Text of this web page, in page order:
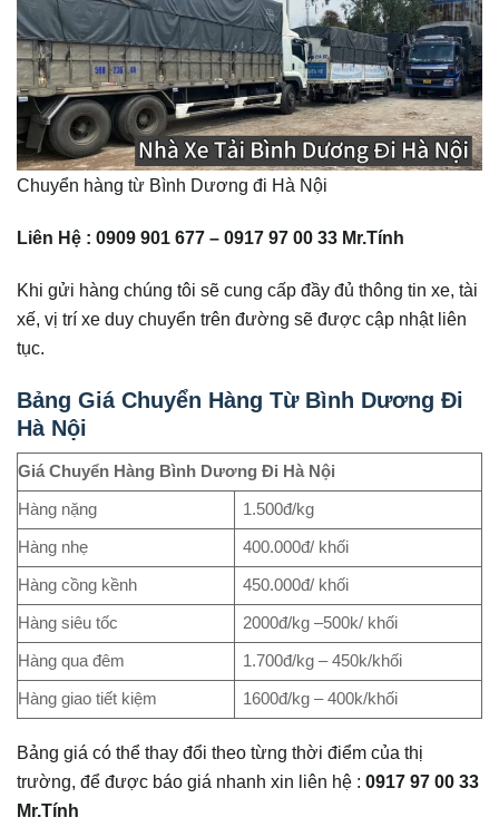
Chuyển hàng từ Bình Dương đi Hà Nội
Liên Hệ : 0909 901 677 – 0917 97 00 33 Mr.Tính
Khi gửi hàng chúng tôi sẽ cung cấp đầy đủ thông tin xe, tài
xế, vị trí xe duy chuyển trên đường sẽ được cập nhật liên
tục.
Bảng Giá Chuyển Hàng Từ Bình Dương Đi
Hà Nội
Giá Chuyển Hàng Bình Dương Đi Hà Nội
Hàng nặng 1.500đ/kg
Hàng nhẹ 400.000đ/ khối
Hàng cồng kềnh 450.000đ/ khối
Hàng siêu tốc 2000đ/kg –500k/ khối
Hàng qua đêm 1.700đ/kg – 450k/khối
Hàng giao tiết kiệm 1600đ/kg – 400k/khối
Bảng giá có thể thay đổi theo từng thời điểm của thị
trường, để được báo giá nhanh xin liên hệ : 0917 97 00 33
Mr.Tính